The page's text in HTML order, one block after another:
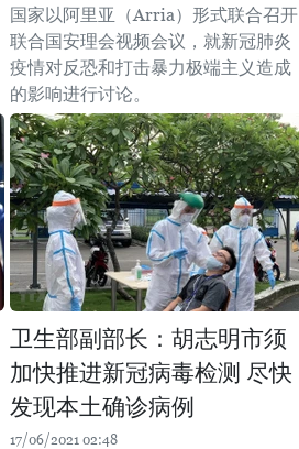
国家以阿里亚（Arria）形式联合召开
联合国安理会视频会议，就新冠肺炎
疫情对反恐和打击暴力极端主义造成
的影响进行讨论。
卫生部副部长：胡志明市须
加快推进新冠病毒检测 尽快
发现本土确诊病例
17/06/2021 02:48